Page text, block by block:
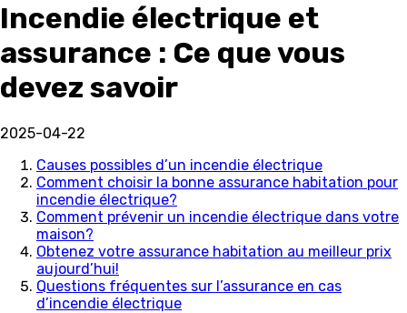
Incendie électrique et
assurance : Ce que vous
devez savoir
2025-04-22
Causes possibles d’un incendie électrique
Comment choisir la bonne assurance habitation pour
incendie électrique?
Comment prévenir un incendie électrique dans votre
maison?
Obtenez votre assurance habitation au meilleur prix
aujourd’hui!
Questions fréquentes sur l’assurance en cas
d’incendie électrique